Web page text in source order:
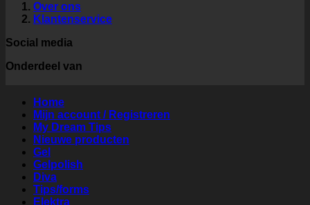
Over ons
Klantenservice
Social media
Onderdeel van
Home
Mijn account / Registreren
My Dream Tips
Nieuwe producten
Gel
Gelpolish
Diva
Tips/forms
Elektra